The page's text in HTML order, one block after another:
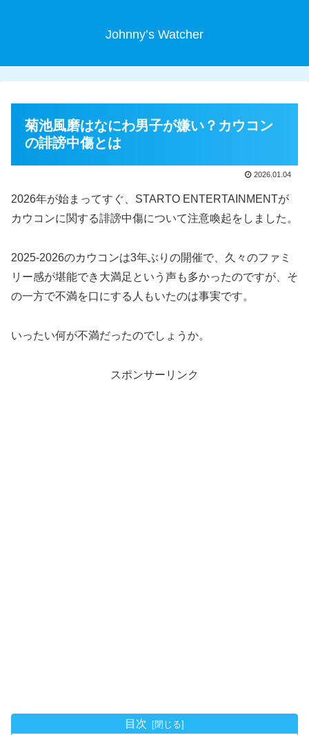
Johnny’s Watcher
菊池風磨はなにわ男子が嫌い？カウコン
の誹謗中傷とは
2026.01.04
2026年が始まってすぐ、STARTO ENTERTAINMENTが
カウコンに関する誹謗中傷について注意喚起をしました。
2025-2026のカウコンは3年ぶりの開催で、久々のファミ
リー感が堪能でき大満足という声も多かったのですが、そ
の一方で不満を口にする人もいたのは事実です。
いったい何が不満だったのでしょうか。
スポンサーリンク
目次